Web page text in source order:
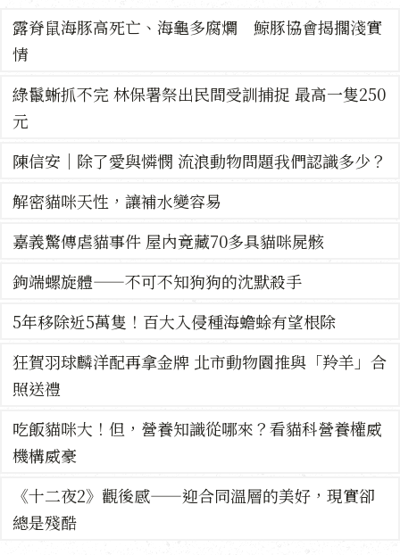
露脊鼠海豚高死亡、海龜多腐爛 鯨豚協會揭擱淺實
情
綠鬣蜥抓不完 林保署祭出民間受訓捕捉 最高一隻250
元
陳信安｜除了愛與憐憫 流浪動物問題我們認識多少？
解密貓咪天性，讓補水變容易
嘉義驚傳虐貓事件 屋內竟藏70多具貓咪屍骸
鉤端螺旋體——不可不知狗狗的沈默殺手
5年移除近5萬隻！百大入侵種海蟾蜍有望根除
狂賀羽球麟洋配再拿金牌 北市動物園推與「羚羊」合
照送禮
吃飯貓咪大！但，營養知識從哪來？看貓科營養權威
機構威豪
《十二夜2》觀後感——迎合同溫層的美好，現實卻
總是殘酷